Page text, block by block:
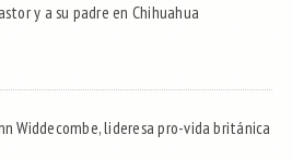
y a su padre en Chihuahua
Widdecombe, lideresa pro-vida británica